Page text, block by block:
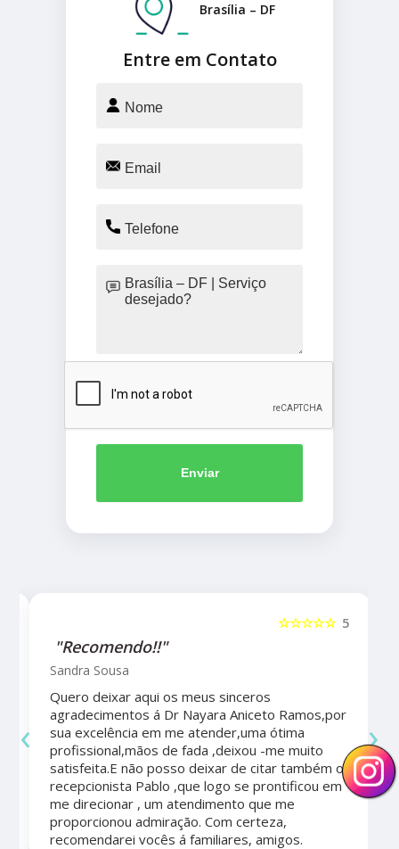
Entre em Contato
Brasília – DF
Enviar
5
☆☆☆☆☆
"Recomendo!!"
Sandra Sousa
Quero deixar aqui os meus sinceros
agradecimentos á Dr Nayara Aniceto Ramos,por
sua excelência em me atender,uma ótima
profissional,mãos de fada ,deixou -me muito
satisfeita.E não posso deixar de citar também o
recepcionista Pablo ,que logo se prontificou em
me direcionar , um atendimento que me
proporcionou admiração. Com certeza,
recomendarei vocês á familiares, amigos.
‹ ›